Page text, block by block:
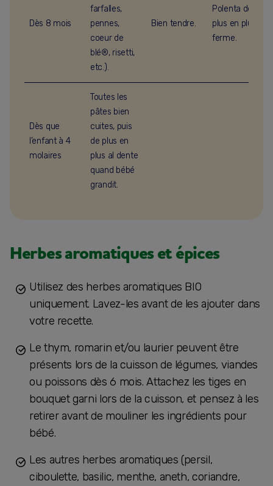
Dès 8 mois
farfalles,
pennes,
coeur de
blé®, risetti,
etc.).
Bien tendre.
Polenta de
plus en plus
ferme.
Dès que
l’enfant à 4
molaires
Toutes les
pâtes bien
cuites, puis
de plus en
plus al dente
quand bébé
grandit.
Herbes aromatiques et épices
Utilisez des herbes aromatiques BIO
uniquement. Lavez-les avant de les ajouter dans
votre recette.
Le thym, romarin et/ou laurier peuvent être
présents lors de la cuisson de légumes, viandes
ou poissons dès 6 mois. Attachez les tiges en
bouquet garni lors de la cuisson, et pensez à les
retirer avant de mouliner les ingrédients pour
bébé.
Les autres herbes aromatiques (persil,
ciboulette, basilic, menthe, aneth, coriandre,